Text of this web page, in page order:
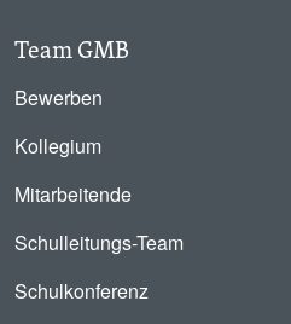
Team GMB
Bewerben
Kollegium
Mitarbeitende
Schulleitungs-Team
Schulkonferenz